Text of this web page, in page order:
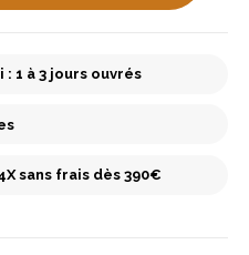
: 1 à 3 jours ouvrés
sans frais dès 390€